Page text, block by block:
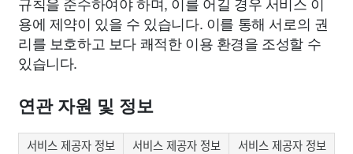
용에 제약이 있을 수 있습니다. 이를 통해 서로의 권
리를 보호하고 보다 쾌적한 이용 환경을 조성할 수
있습니다.
연관 자원 및 정보
서비스 제공자 정보
서비스 제공자 정보
서비스 제공자 정보